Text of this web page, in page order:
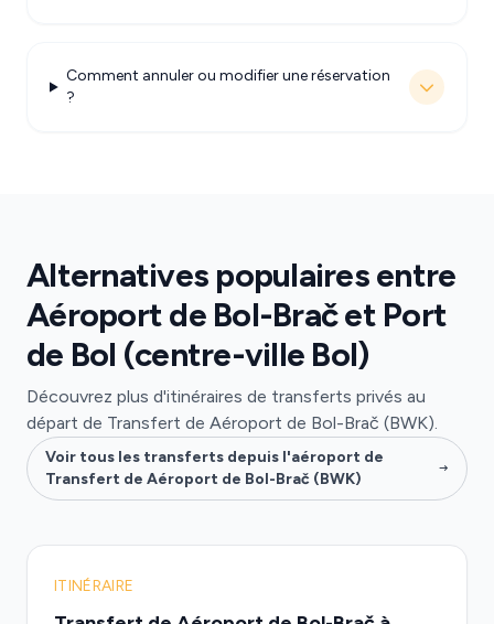
Comment annuler ou modifier une réservation
?
Alternatives populaires entre
Aéroport de Bol-Brač et Port
de Bol (centre-ville Bol)
Découvrez plus d'itinéraires de transferts privés au
départ de Transfert de Aéroport de Bol-Brač (BWK).
Voir tous les transferts depuis l'aéroport de
Transfert de Aéroport de Bol-Brač (BWK)
ITINÉRAIRE